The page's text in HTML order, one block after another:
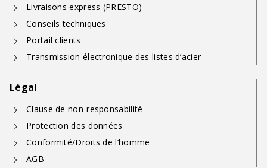
Livraisons express (PRESTO)
Conseils techniques
Portail clients
Transmission électronique des listes d’acier
Légal
Clause de non-responsabilité
Protection des données
Conformité/Droits de l’homme
AGB